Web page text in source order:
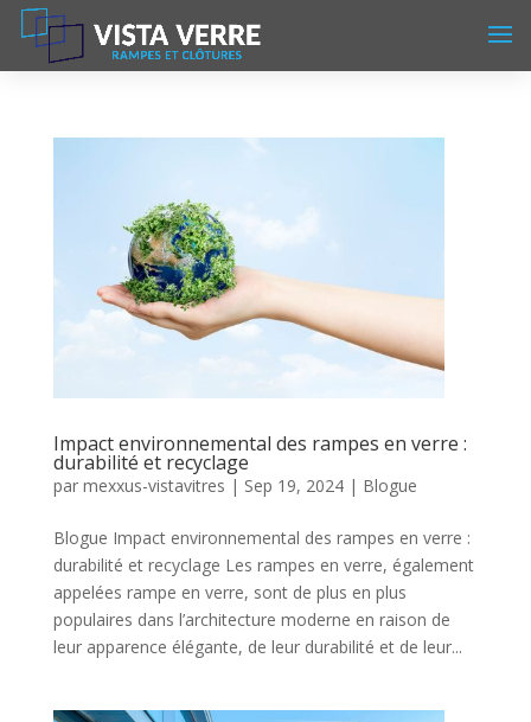
Impact environnemental des rampes en verre :
durabilité et recyclage
par mexxus-vistavitres | Sep 19, 2024| Blogue
Blogue Impact environnemental des rampes en verre :
durabilité et recyclage Les rampes en verre, également
appelées rampe en verre, sont de plus en plus
populaires dans l’architecture moderne en raison de
leur apparence élégante, de leur durabilité et de leur...